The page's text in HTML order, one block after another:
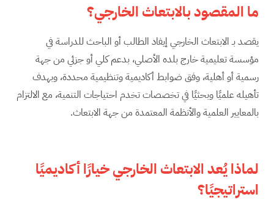
ما المقصود بالابتعاث الخارجي؟
يقصد بـ الابتعاث الخارجي إيفاد الطالب أو الباحث للدراسة في
مؤسسة تعليمية خارج بلده الأصلي، بدعم كلي أو جزئي من جهة
رسمية أو أهلية، وفق ضوابط أكاديمية وتنظيمية محددة، وبهدف
تأهيله علميًا وبحثيًا في تخصصات تخدم احتياجات التنمية، مع الالتزام
بالمعايير العلمية والأنظمة المعتمدة من جهة الابتعاث.
لماذا يُعد الابتعاث الخارجي خيارًا أكاديميًا
استراتيجيًا؟